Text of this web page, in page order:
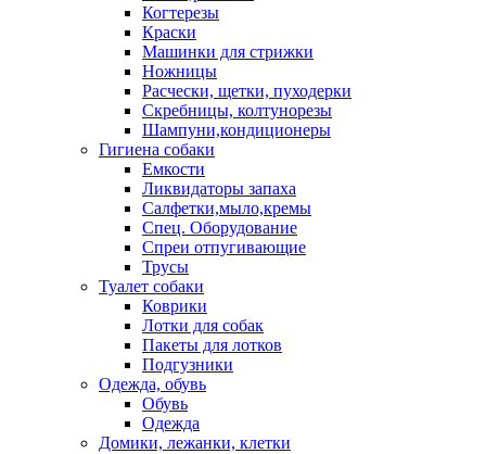
Когтерезы
Краски
Машинки для стрижки
Ножницы
Расчески, щетки, пуходерки
Скребницы, колтунорезы
Шампуни,кондиционеры
Гигиена собаки
Емкости
Ликвидаторы запаха
Салфетки,мыло,кремы
Спец. Оборудование
Спреи отпугивающие
Трусы
Туалет собаки
Коврики
Лотки для собак
Пакеты для лотков
Подгузники
Одежда, обувь
Обувь
Одежда
Домики, лежанки, клетки